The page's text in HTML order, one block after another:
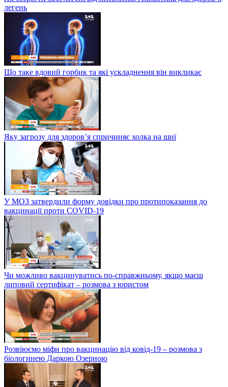
легень
Що таке вдовий горбик та які ускладнення він викликає
Яку загрозу для здоров’я спричиняє холка на шиї
У МОЗ затвердили форму довідки про протипоказання до
вакцинації проти COVID-19
Чи можливо вакцинуватись по-справжньому, якщо маєш
липовий сертифікат – розмова з юристом
Розвіюємо міфи про вакцинацію від ковід-19 – розмова з
біологинею Даркою Озерною